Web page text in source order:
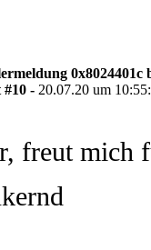
0x8024401c
- 20.07.20 um
freut mich